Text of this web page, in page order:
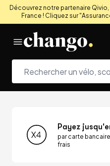
Découvrez notre partenaire
France ! Cliquez sur
Payez
par carte
frais